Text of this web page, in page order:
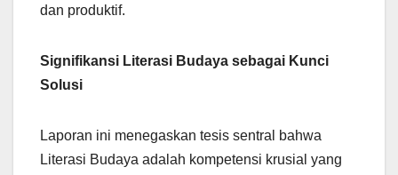
dan produktif.
Signifikansi Literasi Budaya sebagai Kunci
Solusi
Laporan ini menegaskan tesis sentral bahwa
Literasi Budaya adalah kompetensi krusial yang